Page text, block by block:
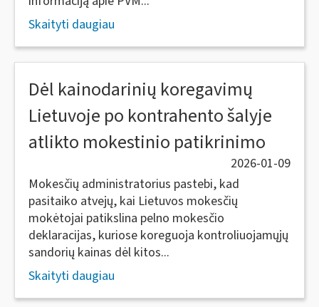
Skaityti daugiau
Dėl kainodarinių koregavimų
Lietuvoje po kontrahento šalyje
atlikto mokestinio patikrinimo
2026-01-09
Mokesčių administratorius pastebi, kad
pasitaiko atvejų, kai Lietuvos mokesčių
mokėtojai patikslina pelno mokesčio
deklaracijas, kuriose koreguoja kontroliuojamųjų
sandorių kainas dėl kitos...
Skaityti daugiau